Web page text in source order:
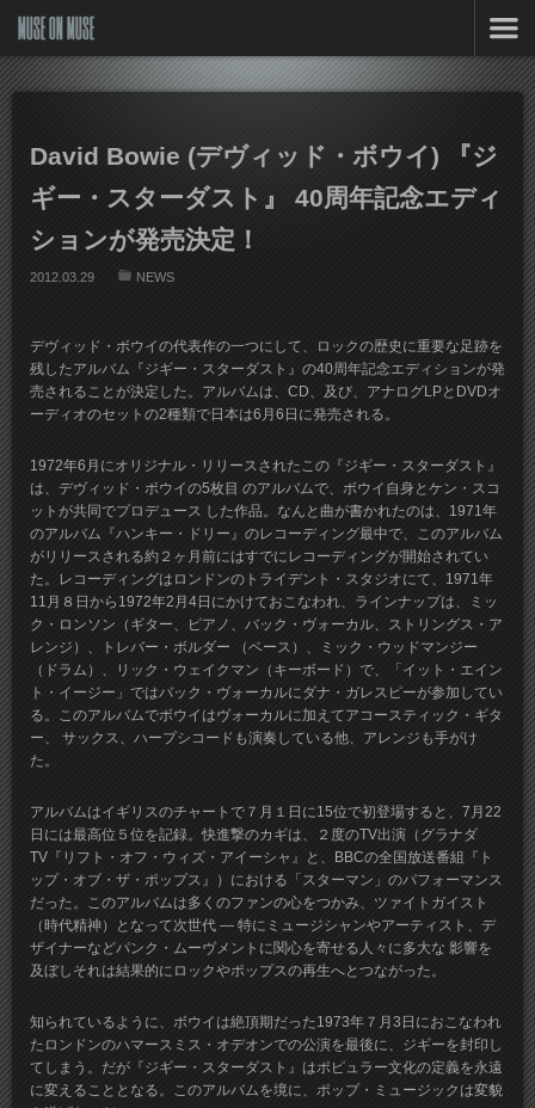
MUSE ON MUSE
David Bowie (デヴィッド・ボウイ) 『ジ
ギー・スターダスト』 40周年記念エディ
ションが発売決定！
2012.03.29 NEWS
デヴィッド・ボウイの代表作の一つにして、ロックの歴史に重要な足跡を
残したアルバム『ジギー・スターダスト』の40周年記念エディションが発
売されることが決定した。アルバムは、CD、及び、アナログLPとDVDオ
ーディオのセットの2種類で日本は6月6日に発売される。
1972年6月にオリジナル・リリースされたこの『ジギー・スターダスト』
は、デヴィッド・ボウイの5枚目 のアルバムで、ボウイ自身とケン・スコ
ットが共同でプロデュース した作品。なんと曲が書かれたのは、1971年
のアルバム『ハンキー・ドリー』のレコーディング最中で、このアルバム
がリリースされる約２ヶ月前にはすでにレコーディングが開始されてい
た。レコーディングはロンドンのトライデント・スタジオにて、1971年
11月８日から1972年2月4日にかけておこなわれ、ラインナップは、ミッ
ク・ロンソン（ギター、ピアノ、バック・ヴォーカル、ストリングス・ア
レンジ）、トレバー・ボルダー （ベース）、ミック・ウッドマンジー
（ドラム）、リック・ウェイクマン（キーボード）で、「イット・エイン
ト・イージー」ではバック・ヴォーカルにダナ・ガレスピーが参加してい
る。このアルバムでボウイはヴォーカルに加えてアコースティック・ギタ
ー、 サックス、ハープシコードも演奏している他、アレンジも手がけ
た。
アルバムはイギリスのチャートで７月１日に15位で初登場すると、7月22
日には最高位５位を記録。快進撃のカギは、２度のTV出演（グラナダ
TV『リフト・オフ・ウィズ・アイーシャ』と、BBCの全国放送番組『ト
ップ・オブ・ザ・ポップス』）における「スターマン」のパフォーマンス
だった。このアルバムは多くのファンの心をつかみ、ツァイトガイスト
（時代精神）となって次世代 ― 特にミュージシャンやアーティスト、デ
ザイナーなどパンク・ムーヴメントに関心を寄せる人々に多大な 影響を
及ぼしそれは結果的にロックやポップスの再生へとつながった。
知られているように、ボウイは絶頂期だった1973年７月3日におこなわれ
たロンドンのハマースミス・オデオンでの公演を最後に、ジギーを封印し
てしまう。だが『ジギー・スターダスト』はポピュラー文化の定義を永遠
に変えることとなる。このアルバムを境に、ポップ・ミュージックは変貌